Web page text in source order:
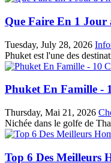
Que Faire En 1 Jour
Tuesday, July 28, 2026
Phuket est l'une des
Phuket En Famille -
Thursday, Mai 21, 2026
Nichée dans le golfe de
Top 6 Des Meilleurs